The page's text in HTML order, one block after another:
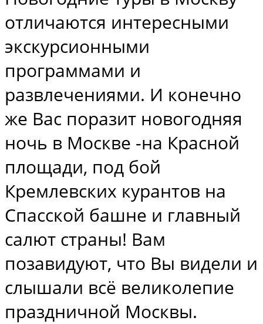
отличаются интересными
экскурсионными
программами и
развлечениями. И конечно
же Вас поразит новогодняя
ночь в Москве -на Красной
площади, под бой
Кремлевских курантов на
Спасской башне и главный
салют страны! Вам
позавидуют, что Вы видели и
слышали всё великолепие
праздничной Москвы.